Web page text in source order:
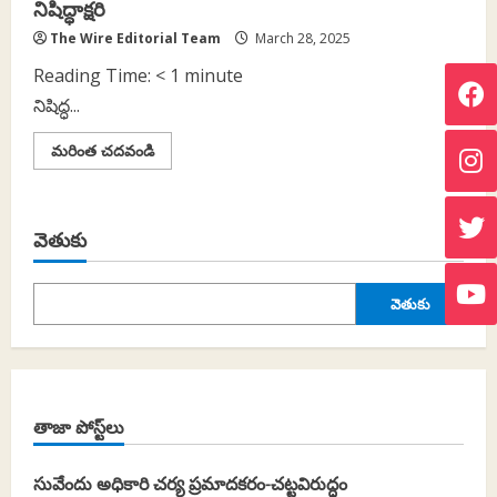
నిషిద్ధాక్షరి
The Wire Editorial Team March 28, 2025
Reading Time: < 1 minute
నిషిద్ధ...
మరింత చదవండిRead
more
వెతుకు
వెతుకు
తాజా పోస్ట్‌లు
సువేందు అధికారి చర్య ప్రమాదకరం-చట్టవిరుద్ధం